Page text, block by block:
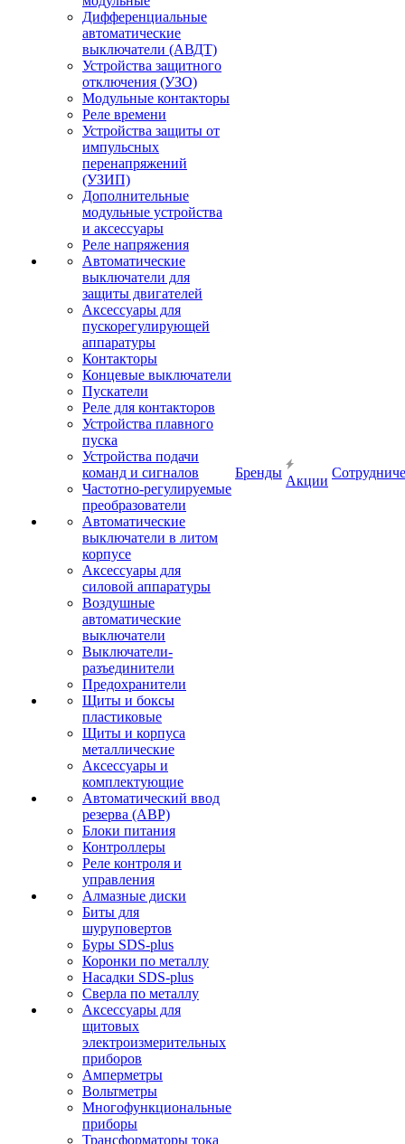
Дифференциальные
автоматические
выключатели (АВДТ)
Устройства защитного
отключения (УЗО)
Модульные контакторы
Реле времени
Устройства защиты от
импульсных
перенапряжений
(УЗИП)
Дополнительные
модульные устройства
и аксессуары
Реле напряжения
Автоматические
выключатели для
защиты двигателей
Аксессуары для
пускорегулирующей
аппаратуры
Контакторы
Концевые выключатели
Пускатели
Реле для контакторов
Устройства плавного
пуска
Устройства подачи
команд и сигналов
Частотно-регулируемые
преобразователи
Автоматические
выключатели в литом
корпусе
Аксессуары для
силовой аппаратуры
Воздушные
автоматические
выключатели
Выключатели-
разъединители
Предохранители
Щиты и боксы
пластиковые
Щиты и корпуса
металлические
Аксессуары и
комплектующие
Автоматический ввод
резерва (АВР)
Блоки питания
Контроллеры
Реле контроля и
управления
Алмазные диски
Биты для
шуруповертов
Буры SDS-plus
Коронки по металлу
Насадки SDS-plus
Сверла по металлу
Аксессуары для
щитовых
электроизмерительных
приборов
Амперметры
Вольтметры
Многофункциональные
приборы
Трансформаторы тока
Бренды
Акции